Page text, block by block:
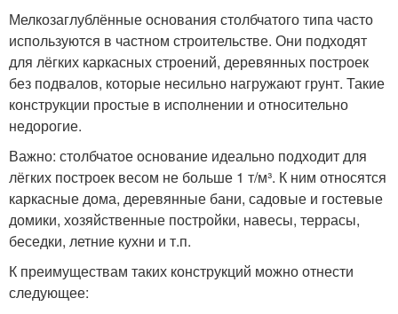
Мелкозаглублённые основания столбчатого типа часто
используются в частном строительстве. Они подходят
для лёгких каркасных строений, деревянных построек
без подвалов, которые несильно нагружают грунт. Такие
конструкции простые в исполнении и относительно
недорогие.
Важно: столбчатое основание идеально подходит для
лёгких построек весом не больше 1 т/м³. К ним относятся
каркасные дома, деревянные бани, садовые и гостевые
домики, хозяйственные постройки, навесы, террасы,
беседки, летние кухни и т.п.
К преимуществам таких конструкций можно отнести
следующее: